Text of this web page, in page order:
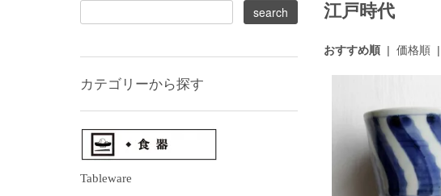
江戸時代
おすすめ順| 価格順|
カテゴリーから探す
Tableware